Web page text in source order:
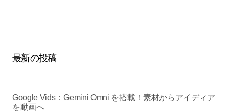
最新の投稿
Google Vids：Gemini Omni を搭載！素材からアイディア
を動画へ